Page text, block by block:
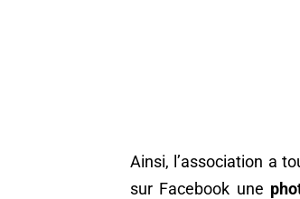
Ainsi, l’association a
sur Facebook une